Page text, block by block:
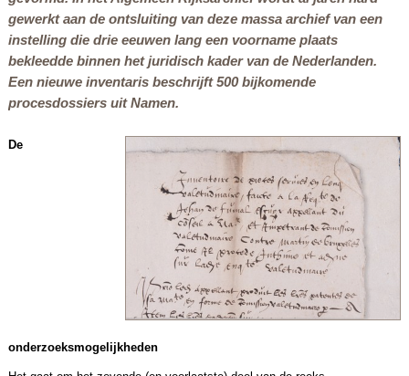
gewerkt aan de ontsluiting van deze massa archief van een
instelling die drie eeuwen lang een voorname plaats
bekleedde binnen het juridisch kader van de Nederlanden.
Een nieuwe inventaris beschrijft 500 bijkomende
procesdossiers uit Namen.
De
onderzoeksmogelijkheden